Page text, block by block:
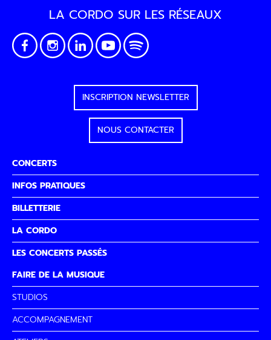
CONCERTS
INFOS PRATIQUES
BILLETTERIE
LA CORDO
LES CONCERTS PASSÉS
FAIRE DE LA MUSIQUE
STUDIOS
ACCOMPAGNEMENT
LA CORDO SUR LES RÉSEAUX
INSCRIPTION NEWSLETTER
NOUS CONTACTER